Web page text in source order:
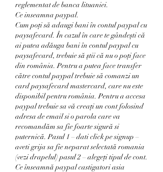
reglementat de banca lituaniei.
Ce inseamna paypal.
Cum poți să adaugi bani în contul paypal cu
paysafecard. În cazul în care te gândești că
ai putea adăuga bani în contul paypal cu
paysafecard, trebuie să știi că nu o poți face
din românia. Pentru a putea face transfer
către contul paypal trebuie să comanzi un
card paysafecard mastercard, care nu este
disponibil pentru românia. Pentru a accesa
paypal trebuie sa vă creați un cont folosind
adresa de email si o parola care va
recomandăm sa fie foarte sigură si
puternică. Pasul 1 – dati click pe signup –
aveti grija sa fie neparat selectată romania
(vezi drapelul) pasul 2 – alegeți tipul de cont.
Ce înseamnă paypal castigatori asia